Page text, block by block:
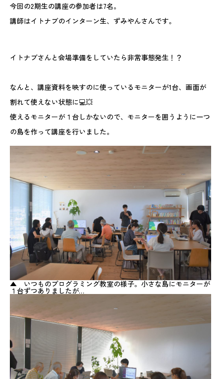
今回の2期生の講座の参加者は7名。
講師はイトナブのインターン生、ずみやんさんです。
イトナブさんと会場準備をしていたら非常事態発生！？
なんと、講座資料を映すのに使っているモニターが1台、画面が
割れて使えない状態に💻💥
使えるモニターが１台しかないので、モニターを囲うように一つ
の島を作って講座を行いました。
▲ いつものプログラミング教室の様子。小さな島にモニターが
１台ずつありましたが…